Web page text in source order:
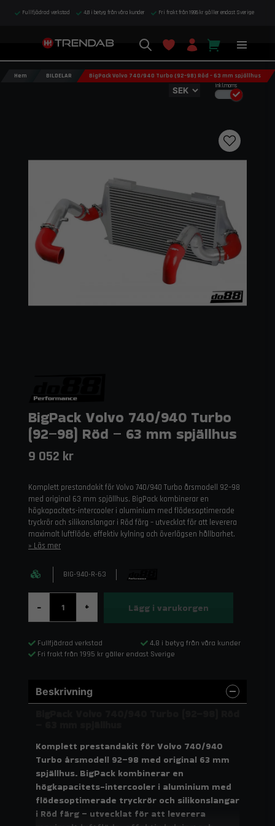
Fullfjädrad verkstad 4,8 i betyg från våra kunder Fri frakt från 1995 kr gäller endast Sverige
Inkl.moms
Hem BILDELAR BigPack Volvo 740/940 Turbo (92–98) Röd – 63 mm spjällhus
BigPack Volvo 740/940 Turbo
(92–98) Röd – 63 mm spjällhus
9 052 kr
Komplett prestandakit för Volvo 740/940 Turbo årsmodell 92–98
med original 63 mm spjällhus. BigPack kombinerar en
högkapacitets-intercooler i aluminium med flödesoptimerade
tryckrör och silikonslangar i Röd färg – utvecklat för att leverera
maximalt luftflöde, effektiv kylning och överlägsen hållbarhet.
Läs mer
BIG-940-R-63
- + Lägg i varukorgen
Fullfjädrad verkstad
4,8 i betyg från våra kunder
Fri frakt från 1995 kr gäller endast Sverige
Beskrivning
Komplett prestandakit för Volvo 740/940
Turbo årsmodell 92–98 med original 63 mm
spjällhus. BigPack kombinerar en
högkapacitets-intercooler i aluminium med
flödesoptimerade tryckrör och silikonslangar
i Röd färg – utvecklat för att leverera